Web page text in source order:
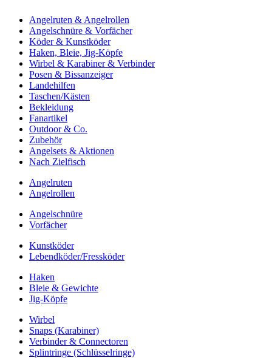
Angelruten & Angelrollen
Angelschnüre & Vorfächer
Köder & Kunstköder
Haken, Bleie, Jig-Köpfe
Wirbel & Karabiner & Verbinder
Posen & Bissanzeiger
Landehilfen
Taschen/Kästen
Bekleidung
Fanartikel
Outdoor & Co.
Zubehör
Angelsets & Aktionen
Nach Zielfisch
Angelruten
Angelrollen
Angelschnüre
Vorfächer
Kunstköder
Lebendköder/Fressköder
Haken
Bleie & Gewichte
Jig-Köpfe
Wirbel
Snaps (Karabiner)
Verbinder & Connectoren
Splintringe (Schlüsselringe)